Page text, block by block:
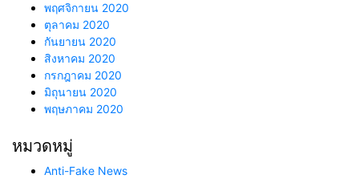
พฤศจิกายน 2020
ตุลาคม 2020
กันยายน 2020
สิงหาคม 2020
กรกฎาคม 2020
มิถุนายน 2020
พฤษภาคม 2020
หมวดหมู่
Anti-Fake News